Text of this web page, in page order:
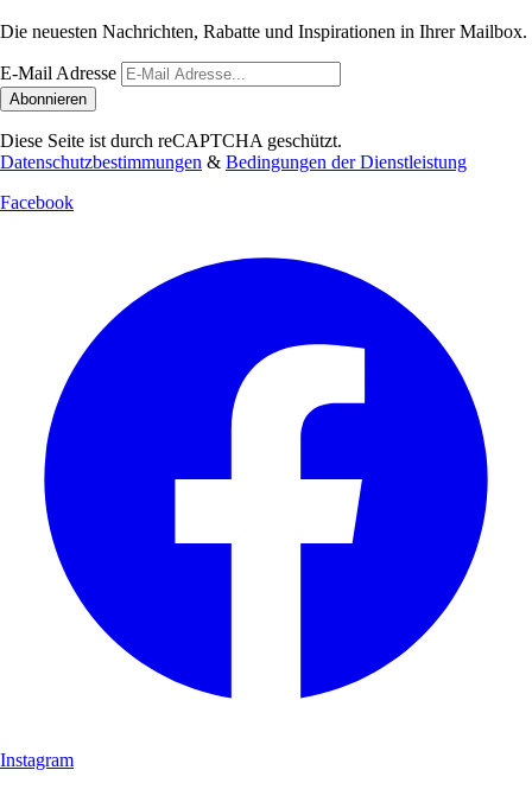
Die neuesten Nachrichten, Rabatte und Inspirationen in Ihrer Mailbox.
E-Mail Adresse
Abonnieren
Diese Seite ist durch reCAPTCHA geschützt.
Datenschutzbestimmungen & Bedingungen der Dienstleistung
Facebook
Instagram